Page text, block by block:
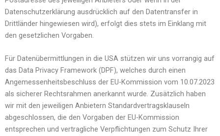
Datenschutzerklärung ausdrücklich auf den Datentransfer in
Drittländer hingewiesen wird), erfolgt dies stets im Einklang mit
den gesetzlichen Vorgaben.
Für Datenübermittlungen in die USA stützen wir uns vorrangig auf
das Data Privacy Framework (DPF), welches durch einen
Angemessenheitsbeschluss der EU-Kommission vom 10.07.2023
als sicherer Rechtsrahmen anerkannt wurde. Zusätzlich haben
wir mit den jeweiligen Anbietern Standardvertragsklauseln
abgeschlossen, die den Vorgaben der EU-Kommission
entsprechen und vertragliche Verpflichtungen zum Schutz Ihrer